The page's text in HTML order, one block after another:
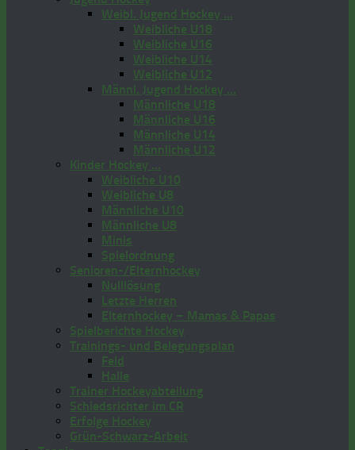
Weibl. Jugend Hockey …
Weibliche U18
Weibliche U16
Weibliche U14
Weibliche U12
Männl. Jugend Hockey …
Männliche U18
Männliche U16
Männliche U14
Männliche U12
Kinder Hockey …
Weibliche U10
Weibliche U8
Männliche U10
Männliche U8
Minis
Spielordnung
Senioren-/Elternhockey
Nulllösung
Letzte Herren
Elternhockey – Mamas & Papas
Spielberichte Hockey
Trainings- und Belegungsplan
Feld
Halle
Trainer Hockeyabteilung
Schiedsrichter im CR
Erfolge Hockey
Grün-Schwarz-Arbeit